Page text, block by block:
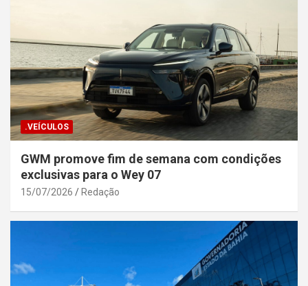
.VEÍCULOS
GWM promove fim de semana com condições
exclusivas para o Wey 07
15/07/2026 Redação